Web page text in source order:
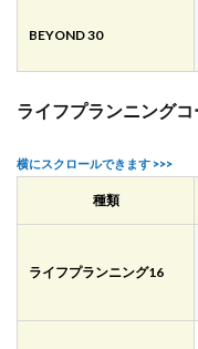
BEYOND 30
ライフプランニングコ
種類
ライフプランニング16